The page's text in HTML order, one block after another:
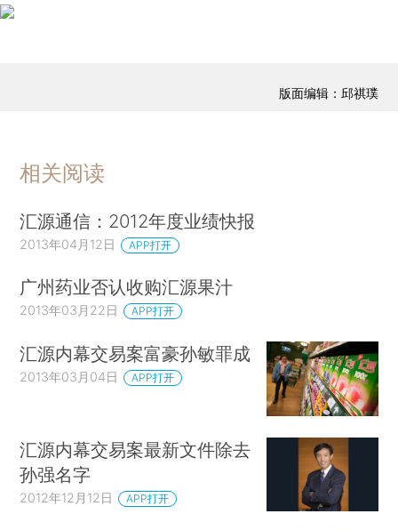
版面编辑：邱祺璞
相关阅读
汇源通信：2012年度业绩快报
2013年04月12日 APP打开
广州药业否认收购汇源果汁
2013年03月22日 APP打开
汇源内幕交易案富豪孙敏罪成
2013年03月04日 APP打开
汇源内幕交易案最新文件除去
孙强名字
2012年12月12日 APP打开